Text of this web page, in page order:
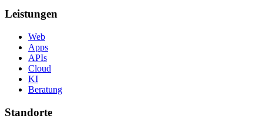
Leistungen
Web
Apps
APIs
Cloud
KI
Beratung
Standorte